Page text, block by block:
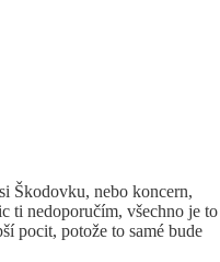
Škodovku, nebo koncern,
ti nedoporučím, všechno je to
pocit, potože to samé bude